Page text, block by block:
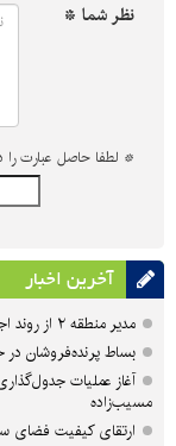
نظر شما *
* لطفا حاصل عبارت را
آخرین اخبار
مدیر منطقه ۲ از روند اجرای پروژه زیرگذر شیخ‌آباد بازدید کرد
بساط پرنده‌فروشان
آغاز عملیات
مسیب‌زاده
ارتقای کیفیت فضای